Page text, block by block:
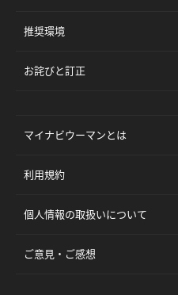
推奨環境
お詫びと訂正
マイナビウーマンとは
利用規約
個人情報の取扱いについて
ご意見・ご感想